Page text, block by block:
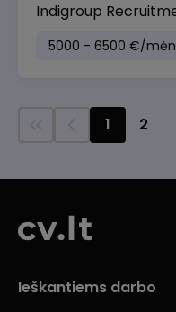
Indigroup
5000 - 6500 €/
1 2
Ieškantiems darbo